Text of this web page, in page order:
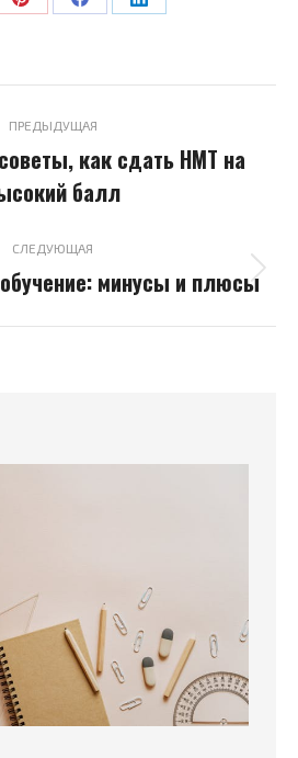
ПоделитьсяПоделитьсяПоделиться
ПРЕДЫДУЩАЯ
Предыдущая
запись:
как сдать НМТ на
балл
СЛЕДУЮЩАЯ
Следующая
запись:минусы и плюсы